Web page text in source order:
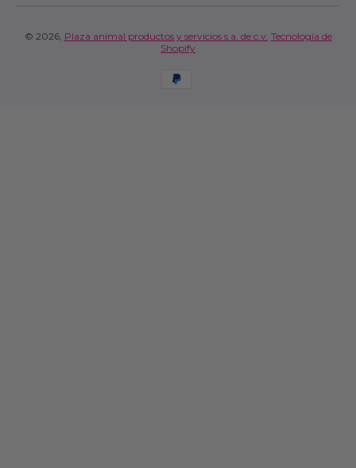
© 2026, Plaza animal productos y servicios s.a. de c.v. Tecnología de
Shopify